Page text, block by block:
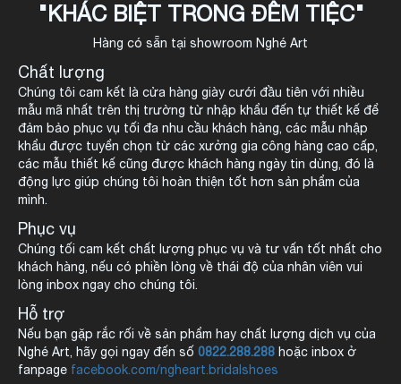
"KHÁC BIỆT TRONG ĐÊM TIỆC"
Hàng có sẵn tại showroom Nghé Art
Chất lượng
Chúng tôi cam kết là cửa hàng giày cưới đầu tiên với nhiều
mẫu mã nhất trên thị trường từ nhập khẩu đến tự thiết kế để
đảm bảo phục vụ tối đa nhu cầu khách hàng, các mẫu nhập
khẩu được tuyển chọn từ các xưởng gia công hàng cao cấp,
các mẫu thiết kế cũng được khách hàng ngày tin dùng, đó là
động lực giúp chúng tôi hoàn thiện tốt hơn sản phẩm của
mình.
Phục vụ
Chúng tối cam kết chất lượng phục vụ và tư vấn tốt nhất cho
khách hàng, nếu có phiền lòng về thái độ của nhân viên vui
lòng inbox ngay cho chúng tôi.
Hỗ trợ
Nếu bạn gặp rắc rối về sản phẩm hay chất lượng dịch vụ của
Nghé Art, hãy gọi ngay đến số 0822.288.288 hoặc inbox ở
fanpage facebook.com/ngheart.bridalshoes